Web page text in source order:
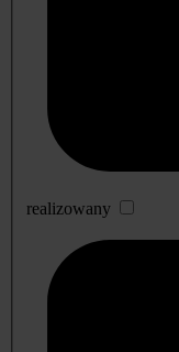
realizowany